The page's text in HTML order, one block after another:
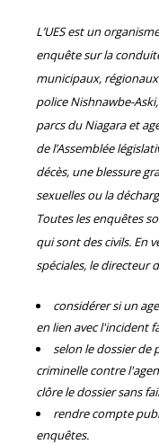
L’UES est un
enquête sur la
municipaux,
police Nishnawbe-
parcs du Niagara et
de l’Assemblée
décès, une blessure
sexuelles ou la
Toutes les enquêtes
qui sont des civils. En
spéciales, le directeur
considérer si un
en lien avec l'incident
selon le dossier de
criminelle contre
clôre le dossier sans
rendre compte
enquêtes.